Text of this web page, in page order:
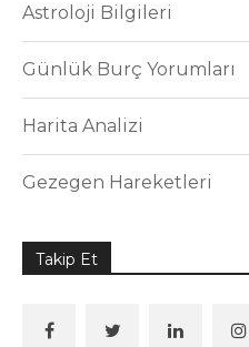
Astroloji Bilgileri
Günlük Burç Yorumları
Harita Analizi
Gezegen Hareketleri
Takip Et